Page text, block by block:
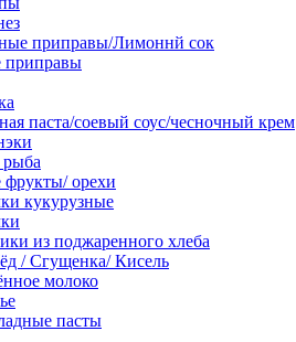
приправы/Лимоннй сок
приправы
паста/соевый соус/чесночный крем
фрукты/ орехи
кукурузные
из поджаренного хлеба
/ Сгущенка/ Кисель
молоко
пасты